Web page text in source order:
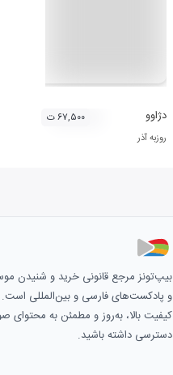
دژاوو
روزبه آذر
۶۷,۵۰۰ ت
بیپ‌تونز مرجع قانونی خرید و شنیدن
و پادکست‌های فارسی و بین‌المللی است.
کیفیت بالا، به‌روز و مطمئن به محتوای
دسترسی داشته باشید.